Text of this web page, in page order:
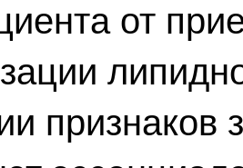
от
признаков